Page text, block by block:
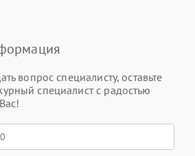
вопрос специалисту, оставьте
специалист с радостью